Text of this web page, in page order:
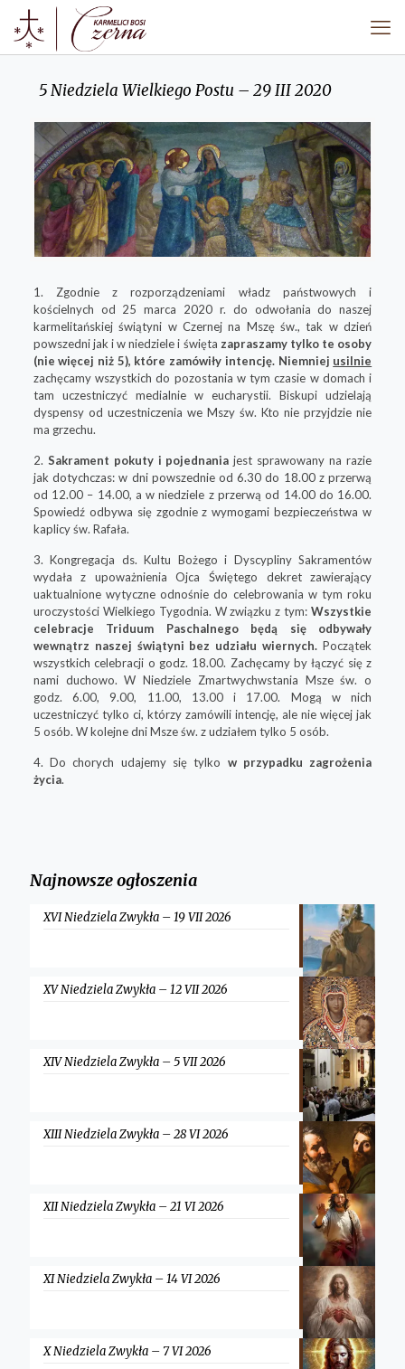
5 Niedziela Wielkiego Postu – 29 III 2020
1. Zgodnie z rozporządzeniami władz państwowych i
kościelnych od 25 marca 2020 r. do odwołania do naszej
karmelitańskiej świątyni w Czernej na Mszę św., tak w dzień
powszedni jak i w niedziele i święta zapraszamy tylko te osoby
(nie więcej niż 5), które zamówiły intencję. Niemniej usilnie
zachęcamy wszystkich do pozostania w tym czasie w domach i
tam uczestniczyć medialnie w eucharystii. Biskupi udzielają
dyspensy od uczestniczenia we Mszy św. Kto nie przyjdzie nie
ma grzechu.
2. Sakrament pokuty i pojednania jest sprawowany na razie
jak dotychczas: w dni powszednie od 6.30 do 18.00 z przerwą
od 12.00 – 14.00, a w niedziele z przerwą od 14.00 do 16.00.
Spowiedź odbywa się zgodnie z wymogami bezpieczeństwa w
kaplicy św. Rafała.
3. Kongregacja ds. Kultu Bożego i Dyscypliny Sakramentów
wydała z upoważnienia Ojca Świętego dekret zawierający
uaktualnione wytyczne odnośnie do celebrowania w tym roku
uroczystości Wielkiego Tygodnia. W związku z tym:Wszystkie
celebracje Triduum Paschalnego będą się odbywały
wewnątrz naszej świątyni bez udziału wiernych. Początek
wszystkich celebracji o godz. 18.00. Zachęcamy by łączyć się z
nami duchowo. W Niedziele Zmartwychwstania Msze św. o
godz. 6.00, 9.00, 11.00, 13.00 i 17.00. Mogą w nich
uczestniczyć tylko ci, którzy zamówili intencję, ale nie więcej jak
5 osób. W kolejne dni Msze św. z udziałem tylko 5 osób.
4. Do chorych udajemy się tylko w przypadku zagrożenia
życia.
Najnowsze ogłoszenia
XVI Niedziela Zwykła – 19 VII 2026
XV Niedziela Zwykła – 12 VII 2026
XIV Niedziela Zwykła – 5 VII 2026
XIII Niedziela Zwykła – 28 VI 2026
XII Niedziela Zwykła – 21 VI 2026
XI Niedziela Zwykła – 14 VI 2026
X Niedziela Zwykła – 7 VI 2026